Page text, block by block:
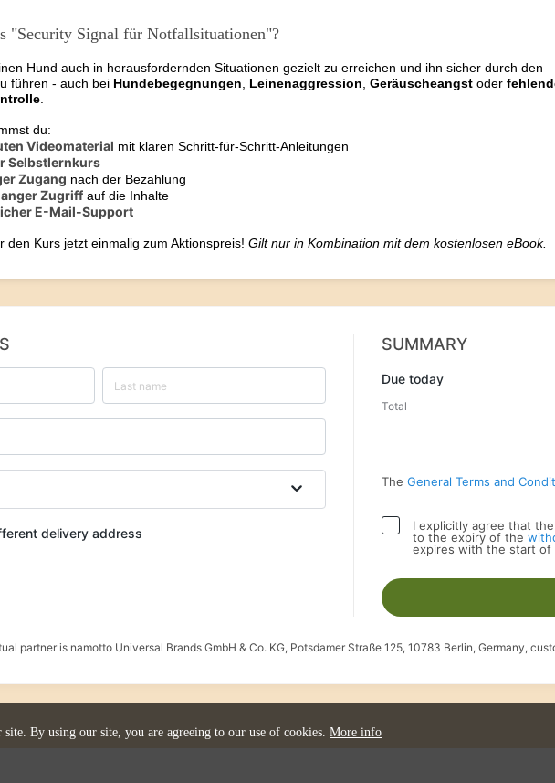
"Security Signal für Notfallsituationen"?
Hund auch in herausfordernden Situationen gezielt zu erreichen und ihn sicher durch den
führen - auch bei Hundebegegnungen Leinenaggression Geräuscheangst oder
du:
Videomaterial mit klaren Schritt-für-Schritt-Anleitungen
Selbstlernkurs
Zugang nach der Bezahlung
Zugriff auf die Inhalte
E-Mail-Support
den Kurs jetzt einmalig zum Aktionspreis! Gilt nur in Kombination mit dem kostenlosen eBook.
delivery address
SUMMARY
Due today
Total
The General Terms and
I explicitly agree that
to the expiry of the
expires with the start
partner is namotto Universal Brands GmbH & Co. KG, Potsdamer Straße 125, 10783 Berlin, Germany,
By using our site, you are agreeing to our use of cookies. More info